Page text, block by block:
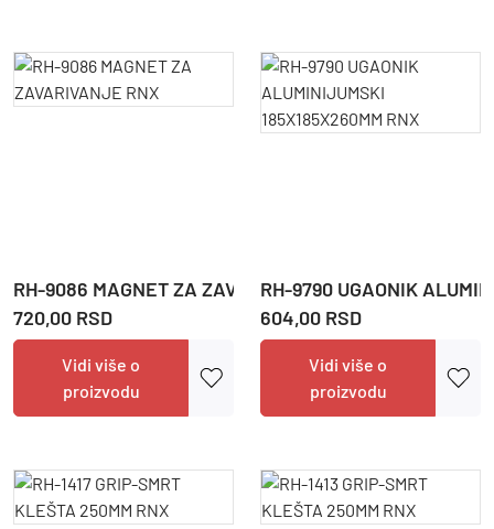
RH-9086 MAGNET ZA ZAVARIVANJE RNX
720,00 RSD
Vidi više o
proizvodu
RH-9790 UGAONIK
604,00 RSD
Vidi više o
proizvodu